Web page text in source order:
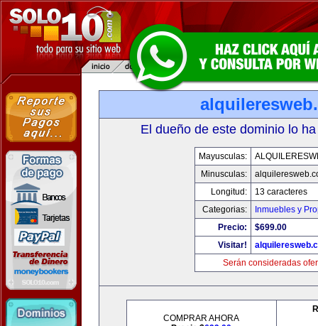
El dueño de este dominio lo
Mayusculas:
Minusculas:
Longitud:
13 caracteres
Categorias:
Inmuebles y
Precio:
$699.00
Visitar!
Serán consideradas
COMPRAR AHORA